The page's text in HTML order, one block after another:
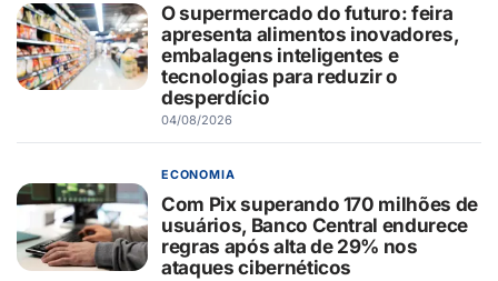
O supermercado do futuro: feira
apresenta alimentos inovadores,
embalagens inteligentes e
tecnologias para reduzir o
desperdício
04/08/2026
ECONOMIA
Com Pix superando 170 milhões de
usuários, Banco Central endurece
regras após alta de 29% nos
ataques cibernéticos